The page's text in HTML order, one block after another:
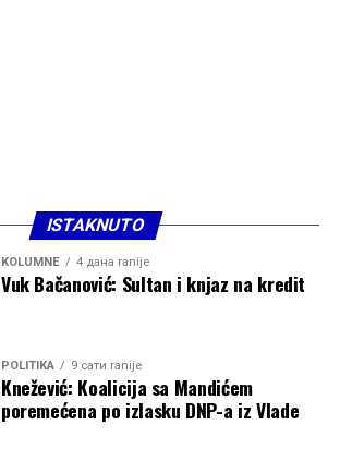
ISTAKNUTO
KOLUMNE 4 дана ranije
Vuk Bačanović: Sultan i knjaz na kredit
POLITIKA 9 сати ranije
Knežević: Koalicija sa Mandićem
poremećena po izlasku DNP-a iz Vlade